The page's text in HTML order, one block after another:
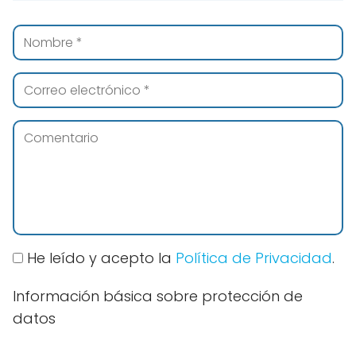
He leído y acepto la Política de Privacidad.
Información básica sobre protección de
datos